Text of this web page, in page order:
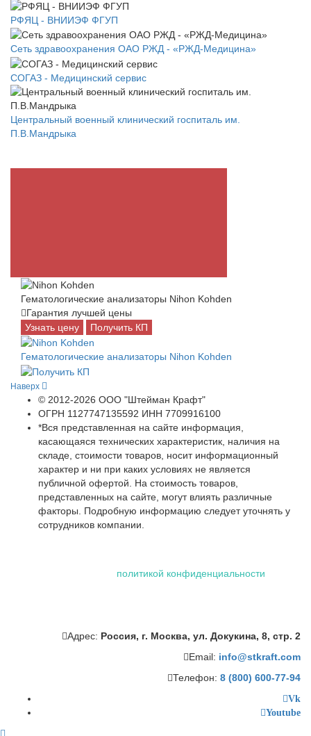
РФЯЦ - ВНИИЭФ ФГУП
Сеть здравоохранения ОАО РЖД - «РЖД-Медицина»
СОГАЗ - Медицинский сервис
Центральный военный клинический госпиталь им.
П.В.Мандрыка
Гематологические анализаторы Nihon Kohden
Гарантия лучшей цены
Узнать цену
Получить КП
Гематологические анализаторы Nihon Kohden
Наверх
© 2012-2026 ООО "Штейман Крафт"
ОГРН 1127747135592 ИНН 7709916100
*Вся представленная на сайте информация,
касающаяся технических характеристик, наличия на
складе, стоимости товаров, носит информационный
характер и ни при каких условиях не является
публичной офертой. На стоимость товаров,
представленных на сайте, могут влиять различные
факторы. Подробную информацию следует уточнять у
сотрудников компании.
политикой конфиденциальности
Адрес: Россия, г. Москва, ул. Докукина, 8, стр. 2
Email: info@stkraft.com
Телефон: 8 (800) 600-77-94
Vk
Youtube